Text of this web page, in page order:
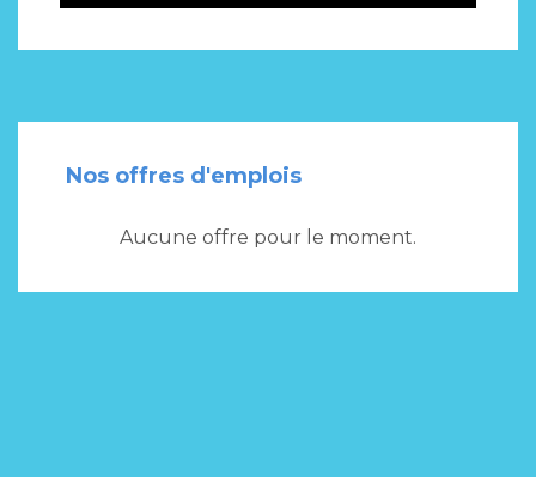
Nos offres d'emplois
Aucune offre pour le moment.